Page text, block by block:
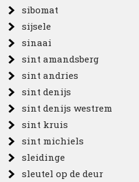
sibomat
sijsele
sinaai
sint amandsberg
sint andries
sint denijs
sint denijs westrem
sint kruis
sint michiels
sleidinge
sleutel op de deur